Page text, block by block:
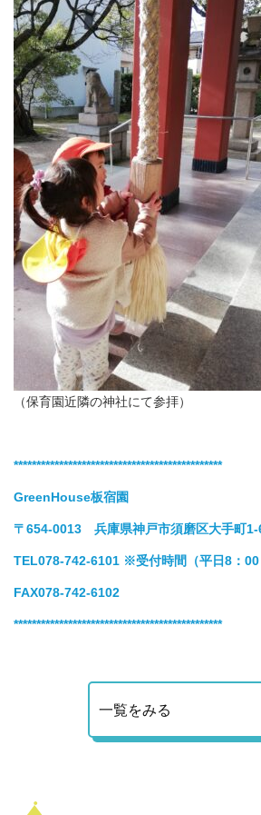
（保育園近隣の神社にて参拝）
**********************************************
GreenHouse板宿園
〒654-0013 兵庫県神戸市須磨区大手町1-
TEL078-742-6101 ※受付時間（平日8：00
FAX078-742-6102
**********************************************
一覧をみる